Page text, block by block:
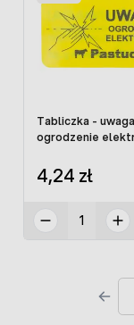
Tabliczka - uwaga
ogrodzenie
4,24 zł